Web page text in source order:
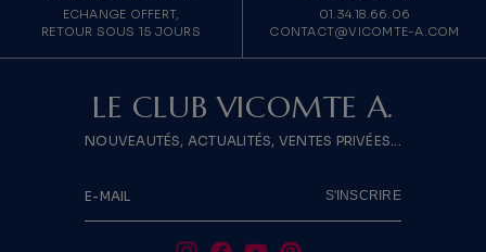
ECHANGE OFFERT,
RETOUR SOUS 15 JOURS
01.34.18.66.06
CONTACT@VICOMTE-A.COM
LE CLUB VICOMTE A.
NOUVEAUTÉS, ACTUALITÉS, VENTES PRIVÉES...
E-MAIL S'INSCRIRE